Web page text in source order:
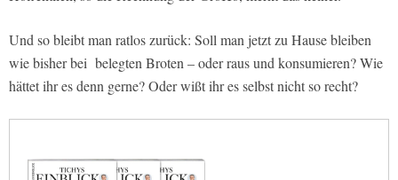
Und so bleibt man ratlos zurück: Soll man jetzt zu Hause bleiben
wie bisher bei belegten Broten – oder raus und konsumieren? Wie
hättet ihr es denn gerne? Oder wißt ihr es selbst nicht so recht?